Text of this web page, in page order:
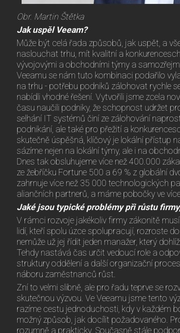
Obr. Martin Štětka
Jak uspěl Veeam?
Může být celá řada způsobů, jak uspět, a
naslouchat trhu, mít kvalitní a
vývojovými a obchodními týmy a
Veeamu se nám tuto kombinaci podařilo
na trhu - potřebu podniků zálohovat rychle
nabídli vhodné řešení. Vytvořili jsme zcela
času naučili podniky, že schopnost udržet
selhání IT systémů činí ze zálohování
podnikání, ale také pro přežití a
skutečně úspěšná, klíčový je lokální přístup
sázíme nejen na lokální týmy, ale i na
Dnes tak obsluhujeme více než 400.000
ze žebříčku Fortune 500 a 69 % z globální
zahrnuje více než 35 000 technologických
aliančních partnerů, a máme pobočky ve
Jaké jsou typické problémy při růstu
V rámci rozvoje jakékoliv firmy zákonitě
lidí, kteří spolu úzce spolupracují, rozroste
nemůže už jej řídit jeden manažer, který
Tehdy nastává čas určit vedoucí role a
struktury oddělení a další organizační
náboru zaměstnanců růst.
Zní to velmi slibně, ale pro řadu teprve se
skutečnou výzvou. Ve Veeamu jsme tento
razíme cestu jednoduchosti, kdy v každém
možný způsob, jak docílit požadovaného.
rozumně a prakticky. Současně stále